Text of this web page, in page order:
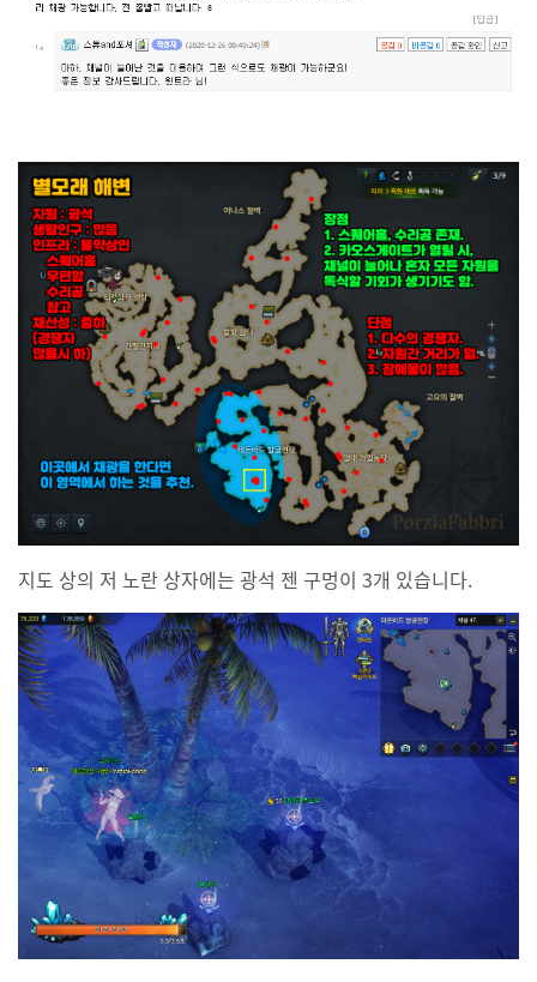
지도 상의 저 노란 상자에는 광석 젠 구멍이 3개 있습니다.